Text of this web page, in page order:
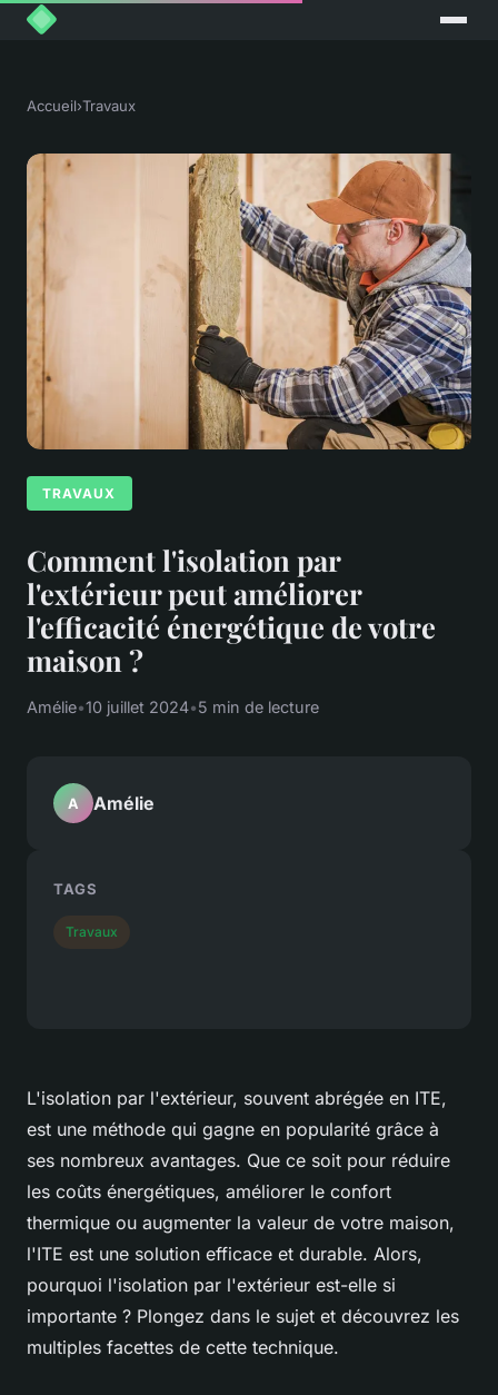
Accueil›Travaux
TRAVAUX
Comment l'isolation par
l'extérieur peut améliorer
l'efficacité énergétique de votre
maison ?
Amélie•10 juillet 2024•5 min de lecture
L'isolation par l'extérieur, souvent abrégée en ITE,
est une méthode qui gagne en popularité grâce à
ses nombreux avantages. Que ce soit pour réduire
les coûts énergétiques, améliorer le confort
thermique ou augmenter la valeur de votre maison,
l'ITE est une solution efficace et durable. Alors,
pourquoi l'isolation par l'extérieur est-elle si
importante ? Plongez dans le sujet et découvrez les
multiples facettes de cette technique.
A Amélie
TAGS
Travaux